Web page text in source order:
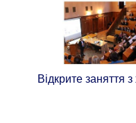
Відкрите заняття